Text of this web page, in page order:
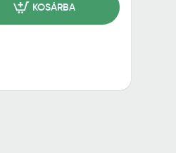
KOSÁRBA